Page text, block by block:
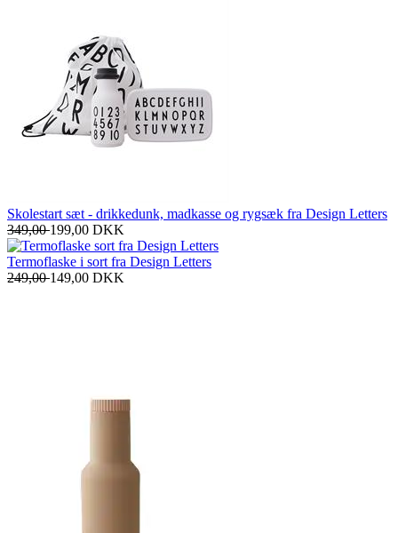
Skolestart sæt - drikkedunk, madkasse og rygsæk fra Design Letters
349,00199,00 DKK
Termoflaske i sort fra Design Letters
249,00149,00 DKK